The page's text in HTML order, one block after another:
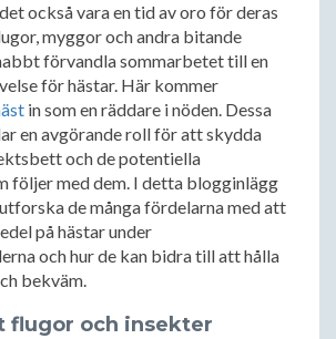
också vara en tid av oro för deras
myggor och andra bitande
förvandla sommarbetet till en
för hästar. Här kommer
in som en räddare i nöden. Dessa
en avgörande roll för att skydda
och de potentiella
följer med dem. I detta blogginlägg
de många fördelarna med att
på hästar under
och hur de kan bidra till att hålla
bekväm.
flugor och insekter